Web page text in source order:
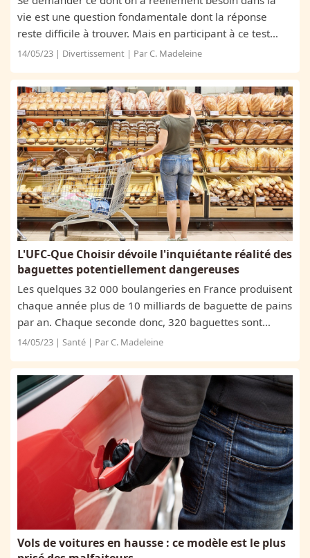
vie est une question fondamentale dont la réponse
reste difficile à trouver. Mais en participant à ce test
visuel, vous pouvez potentiellement avoir la réponse
14/05/23 | Divertissement | Par C. Madeleine
L'UFC-Que Choisir dévoile l'inquiétante réalité des
baguettes potentiellement dangereuses
Les quelques 32 000 boulangeries en France produisent
chaque année plus de 10 milliards de baguette de pains
par an. Chaque seconde donc, 320 baguettes sont
consommées chez nous. Même si on mange 3 fois
14/05/23 | Santé | Par C. Madeleine
Vols de voitures en hausse : ce modèle est le plus